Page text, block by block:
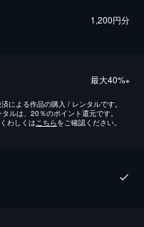
1,200円分
最⼤40%※
による作品の購入 / レンタルです。
ルは、20％のポイント還元です。
わしくはこちらをご確認ください。